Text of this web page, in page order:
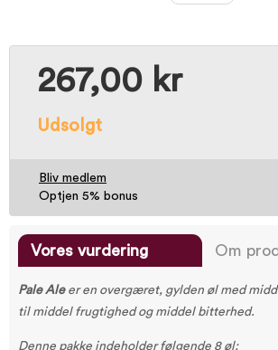
267,00 kr
Udsolgt
Bliv medlem
Optjen 5% bonus
Vores vurdering Om
Pale Aleer en overgæret, gylden øl med
til middel frugtighed og middel bitterhed.
Denne pakke indeholder følgende 8 øl: